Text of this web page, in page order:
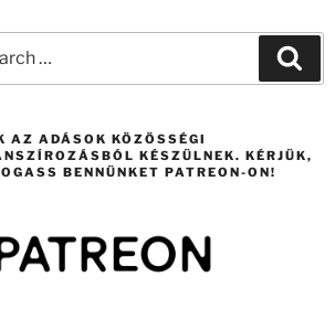
AZ ADÁSOK KÖZÖSSÉGI
KÉSZÜLNEK. KÉRJÜK,
BENNÜNKET PATREON-ON!